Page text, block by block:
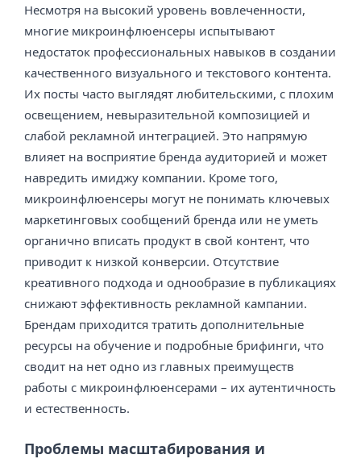
Несмотря на высокий уровень вовлеченности,
многие микроинфлюенсеры испытывают
недостаток профессиональных навыков в создании
качественного визуального и текстового контента.
Их посты часто выглядят любительскими, с плохим
освещением, невыразительной композицией и
слабой рекламной интеграцией. Это напрямую
влияет на восприятие бренда аудиторией и может
навредить имиджу компании. Кроме того,
микроинфлюенсеры могут не понимать ключевых
маркетинговых сообщений бренда или не уметь
органично вписать продукт в свой контент, что
приводит к низкой конверсии. Отсутствие
креативного подхода и однообразие в публикациях
снижают эффективность рекламной кампании.
Брендам приходится тратить дополнительные
ресурсы на обучение и подробные брифинги, что
сводит на нет одно из главных преимуществ
работы с микроинфлюенсерами – их аутентичность
и естественность.
Проблемы масштабирования и